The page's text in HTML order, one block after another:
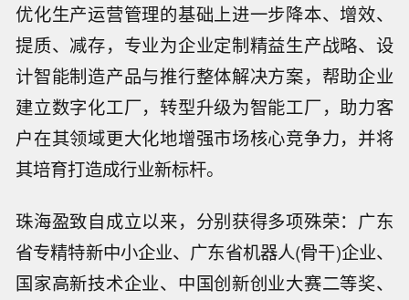
优化生产运营管理的基础上进一步降本、增效、
提质、减存，专业为企业定制精益生产战略、设
计智能制造产品与推行整体解决方案，帮助企业
建立数字化工厂，转型升级为智能工厂，助力客
户在其领域更大化地增强市场核心竞争力，并将
其培育打造成行业新标杆。
珠海盈致自成立以来，分别获得多项殊荣：广东
省专精特新中小企业、广东省机器人(骨干)企业、
国家高新技术企业、中国创新创业大赛二等奖、